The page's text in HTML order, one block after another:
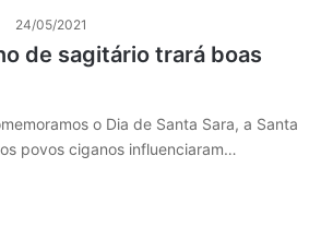
24/05/2021
de sagitário trará boas
o Dia de Santa Sara, a Santa
povos ciganos influenciaram…